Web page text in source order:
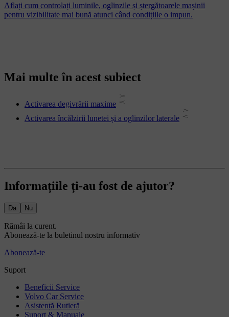
Aflați cum controlați luminile, oglinzile și ștergătoarele mașinii
pentru vizibilitate mai bună atunci când condițiile o impun.
Mai multe în acest subiect
Activarea degivrării maxime
Activarea încălzirii lunetei și a oglinzilor laterale
Informațiile ți-au fost de ajutor?
Da Nu